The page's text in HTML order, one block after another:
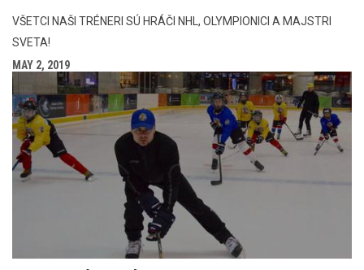
VŠETCI NAŠI TRÉNERI SÚ HRÁČI NHL, OLYMPIONICI A MAJSTRI
SVETA!
MAY 2, 2019